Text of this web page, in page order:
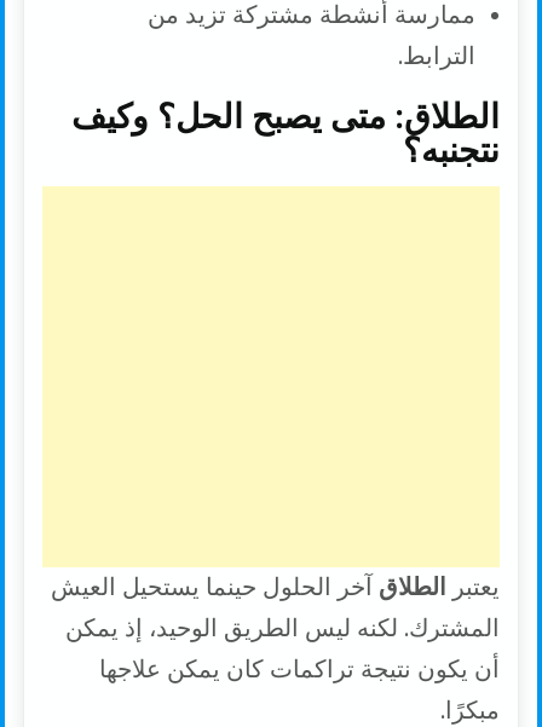
ممارسة أنشطة مشتركة تزيد من
الترابط.
الطلاق: متى يصبح الحل؟ وكيف
نتجنبه؟
يعتبر الطلاق آخر الحلول حينما يستحيل العيش
المشترك. لكنه ليس الطريق الوحيد، إذ يمكن
أن يكون نتيجة تراكمات كان يمكن علاجها
مبكرًا.